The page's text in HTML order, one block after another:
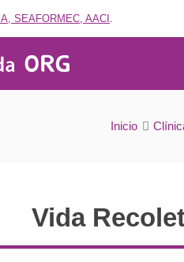
SEAFORMEC, AACI .
Vida
Inicio
Vida